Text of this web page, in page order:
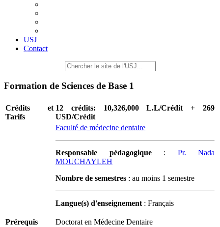
USJ
Contact
Formation de Sciences de Base 1
Crédits et
Tarifs
12 crédits: 10,326,000 L.L/Crédit + 269
USD/Crédit
Faculté de médecine dentaire
Responsable pédagogique: Pr. Nada
MOUCHAYLEH
Nombre de semestres : au moins 1 semestre
Langue(s) d'enseignement: Français
Prérequis Doctorat en Médecine Dentaire